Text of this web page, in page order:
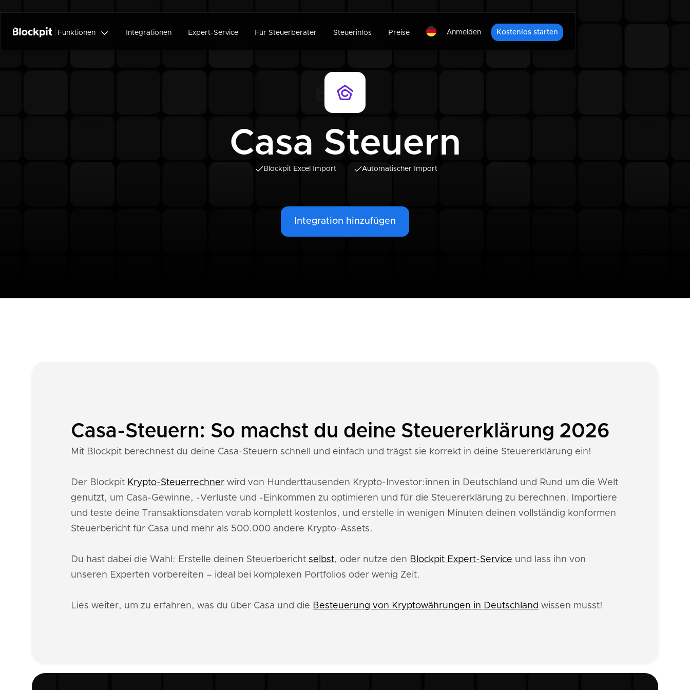
Funktionen  Integrationen Expert-Service Für Steuerberater Steuerinfos Preise Anmelden Kostenlos starten
Casa Steuern
Blockpit Excel Import Automatischer Import
Integration hinzufügen
Casa-Steuern: So machst du deine Steuererklärung 2026
Mit Blockpit berechnest du deine Casa-Steuern schnell und einfach und trägst sie korrekt in deine Steuererklärung ein!
Der Blockpit Krypto-Steuerrechner wird von Hunderttausenden Krypto-Investor:innen in Deutschland und Rund um die Welt
genutzt, um Casa-Gewinne, -Verluste und -Einkommen zu optimieren und für die Steuererklärung zu berechnen. Importiere
und teste deine Transaktionsdaten vorab komplett kostenlos, und erstelle in wenigen Minuten deinen vollständig konformen
Steuerbericht für Casa und mehr als 500.000 andere Krypto-Assets.
Du hast dabei die Wahl: Erstelle deinen Steuerbericht selbst, oder nutze den Blockpit Expert-Service und lass ihn von
unseren Experten vorbereiten – ideal bei komplexen Portfolios oder wenig Zeit.
Lies weiter, um zu erfahren, was du über Casa und die Besteuerung von Kryptowährungen in Deutschland wissen musst!